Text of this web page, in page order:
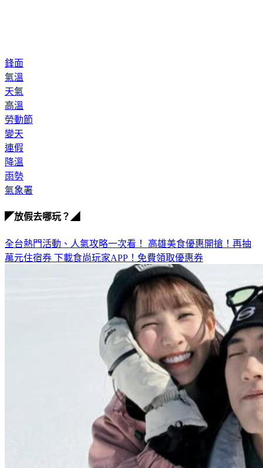
鋒面
氣溫
天氣
高溫
勞動節
變天
連假
降溫
雨勢
氣象署
◤放假去哪玩？◢
全台熱門活動、人氣攻略一次看！ 高雄美食優惠開搶！再抽
萬元住宿券 下載食尚玩家APP！免費領取優惠券